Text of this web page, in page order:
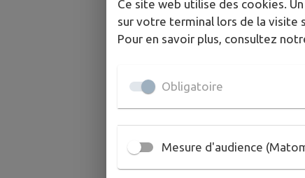
Ce site web utilise des cookies.
sur votre terminal lors de la visite
Pour en savoir plus, consultez
Obligatoire
Mesure d'audience